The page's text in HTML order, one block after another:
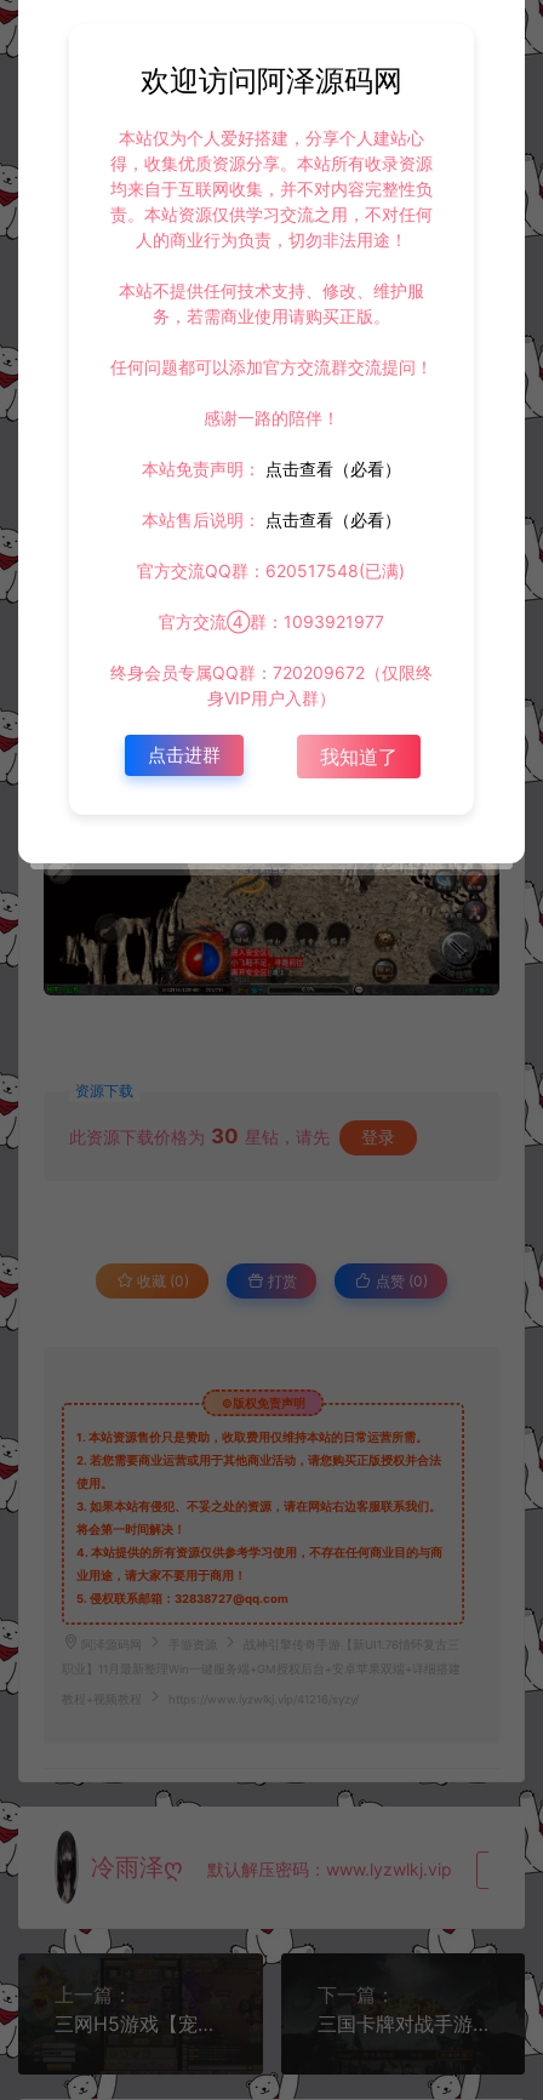
资源下载
此资源下载价格为 30 星钻，请先 登录
收藏 (0) 打赏 点赞 (0)
©版权免责声明
1. 本站资源售价只是赞助，收取费用仅维持本站的日常运营所需。
2. 若您需要商业运营或用于其他商业活动，请您购买正版授权并合法
使用。
3. 如果本站有侵犯、不妥之处的资源，请在网站右边客服联系我们。
将会第一时间解决！
4. 本站提供的所有资源仅供参考学习使用，不存在任何商业目的与商
业用途，请大家不要用于商用！
5. 侵权联系邮箱：32838727@qq.com
阿泽源码网 手游资源
战神引擎传奇手游【新UI1.76情怀复古三
职业】11月最新整理Win一键服务端+GM授权后台+安卓苹果双端+详细搭建
教程+视频教程 https://www.lyzwlkj.vip/41216/syzy/
冷雨泽ღ 默认解压密码：www.lyzwlkj.vip 复
上一篇：
三网H5游戏【宠物猎人H5】11月最新整理Win一键服务端+内置GM+GM授权后台+详细搭建教程
下一篇：
三国卡牌对战手游【空袭霸业后台版】11月最新整理Linux手工服务端+GM授权后台+安卓+详细搭建教程+视频教程
欢迎访问阿泽源码网
本站仅为个人爱好搭建，分享个人建站心
得，收集优质资源分享。本站所有收录资源
均来自于互联网收集，并不对内容完整性负
责。本站资源仅供学习交流之用，不对任何
人的商业行为负责，切勿非法用途！
本站不提供任何技术支持、修改、维护服
务，若需商业使用请购买正版。
任何问题都可以添加官方交流群交流提问！
感谢一路的陪伴！
本站免责声明： 点击查看（必看）
本站售后说明： 点击查看（必看）
官方交流QQ群：620517548(已满)
官方交流④群：1093921977
终身会员专属QQ群：720209672（仅限终
身VIP用户入群）
点击进群 我知道了